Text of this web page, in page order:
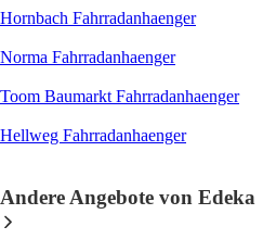
Hornbach Fahrradanhaenger
Norma Fahrradanhaenger
Toom Baumarkt Fahrradanhaenger
Hellweg Fahrradanhaenger
Andere Angebote von Edeka